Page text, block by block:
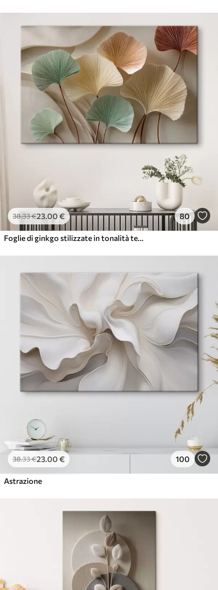
38.33€23.00 € 80
Foglie di ginkgo stilizzate in tonalità tenui
38.33€23.00 € 100
Astrazione